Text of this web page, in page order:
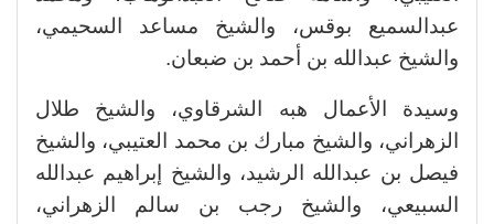
عبدالسميع بوقس، والشيخ مساعد السحيمي،
والشيخ عبدالله بن أحمد بن ضبعان.
وسيدة الأعمال هبه الشرقاوي، والشيخ طلال
الزهراني، والشيخ مبارك بن محمد العتيبي، والشيخ
فيصل بن عبدالله الرشيد، والشيخ إبراهيم عبدالله
السبيعي، والشيخ رجب بن سالم الزهراني،